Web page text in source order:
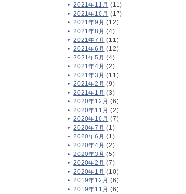
2021年11月 (11)
2021年10月 (17)
2021年9月 (12)
2021年8月 (4)
2021年7月 (11)
2021年6月 (12)
2021年5月 (4)
2021年4月 (2)
2021年3月 (11)
2021年2月 (9)
2021年1月 (3)
2020年12月 (6)
2020年11月 (2)
2020年10月 (7)
2020年7月 (1)
2020年6月 (1)
2020年4月 (2)
2020年3月 (5)
2020年2月 (7)
2020年1月 (10)
2019年12月 (6)
2019年11月 (6)